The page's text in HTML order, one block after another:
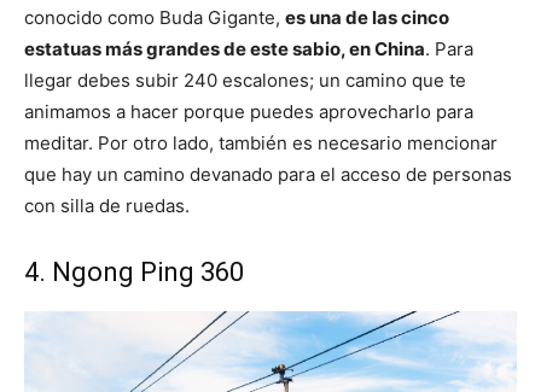
conocido como Buda Gigante, es una de las cinco
estatuas más grandes de este sabio, en China. Para
llegar debes subir 240 escalones; un camino que te
animamos a hacer porque puedes aprovecharlo para
meditar. Por otro lado, también es necesario mencionar
que hay un camino devanado para el acceso de personas
con silla de ruedas.
4. Ngong Ping 360